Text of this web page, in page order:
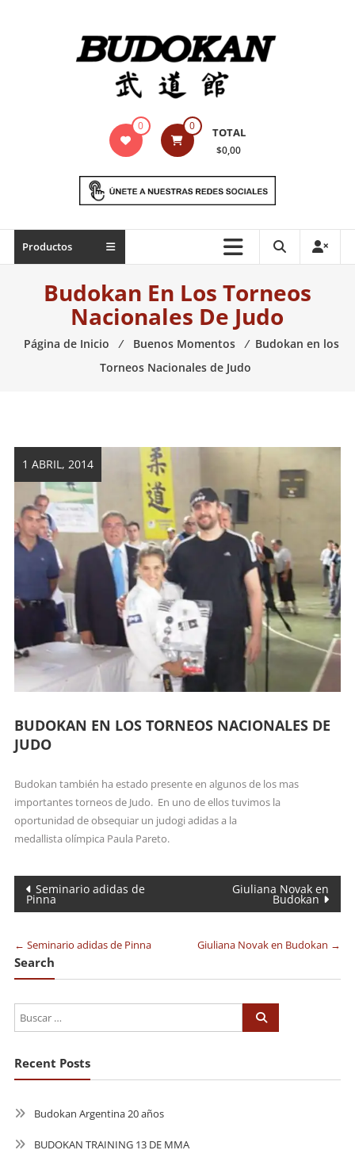
Indumentaria
marciales
Todo
necesario
las
0 0 TOTAL
$0,00
Productos
Budokan En Los Torneos
Nacionales De Judo
Página de Inicio ⁄ Buenos Momentos ⁄ Budokan en los
Torneos Nacionales de Judo
1 ABRIL, 2014
BUDOKAN EN LOS TORNEOS NACIONALES DE
JUDO
Budokan también ha estado presente en algunos de los mas
importantes torneos de Judo. En uno de ellos tuvimos la
oportunidad de obsequiar un judogi adidas a la
medallista olímpica Paula Pareto.
Navegación
de
entradas
Seminario adidas de
Pinna
Giuliana Novak en
Budokan
← Seminario adidas de Pinna Giuliana Novak en Budokan →
Search
Recent Posts
Budokan Argentina 20 años
BUDOKAN TRAINING 13 DE MMA